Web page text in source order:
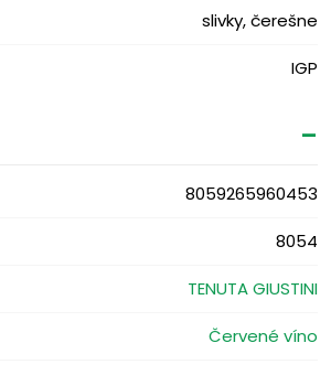
slivky, čerešne
IGP
8059265960453
8054
TENUTA GIUSTINI
Červené víno